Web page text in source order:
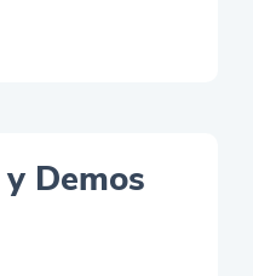
Demos